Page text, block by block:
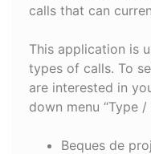
calls that can
This application is
types of calls. To
are interested in
down menu “Type /
Beques de